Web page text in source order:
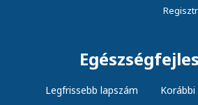
Legfrissebb lapszám